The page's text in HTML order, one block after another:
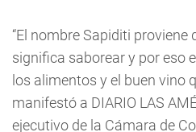
“El nombre Sapiditi
significa saborear y por eso
los alimentos y el buen vino
manifestó a DIARIO LAS
ejecutivo de la Cámara de